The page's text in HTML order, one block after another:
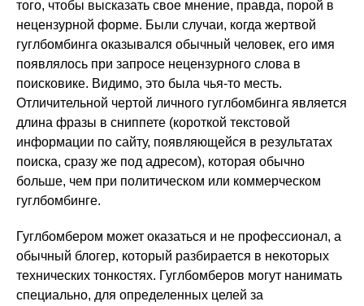
того, чтобы высказать свое мнение, правда, порой в
нецензурной форме. Были случаи, когда жертвой
гуглбомбинга оказывался обычный человек, его имя
появлялось при запросе нецензурного слова в
поисковике. Видимо, это была чья-то месть.
Отличительной чертой личного гуглбомбинга является
длина фразы в сниппете (короткой текстовой
информации по сайту, появляющейся в результатах
поиска, сразу же под адресом), которая обычно
больше, чем при политическом или коммерческом
гуглбомбинге.
Гуглбомбером может оказаться и не профессионал, а
обычный блогер, который разбирается в некоторых
технических тонкостях. Гуглбомберов могут нанимать
специально, для определенных целей за